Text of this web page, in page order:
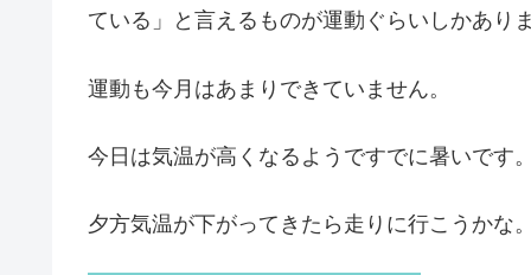
ている」と言えるものが運動ぐらいしかありま
運動も今月はあまりできていません。
今日は気温が高くなるようですでに暑いです。
夕方気温が下がってきたら走りに行こうかな。